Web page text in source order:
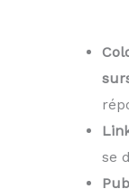
se